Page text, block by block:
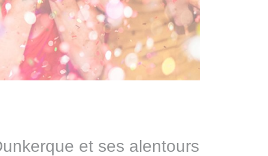
et ses alentours